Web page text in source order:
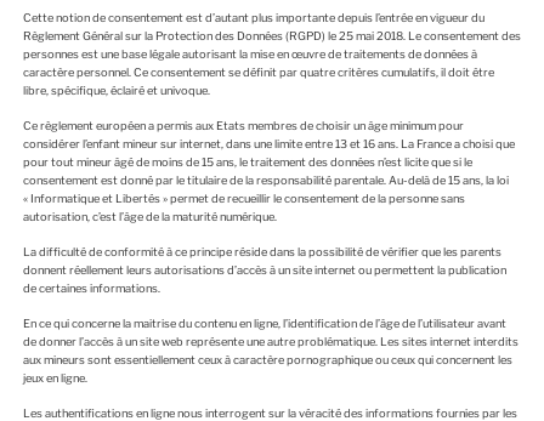
Cette notion de consentement est d’autant plus importante depuis l’entrée en vigueur du
Règlement Général sur la Protection des Données (RGPD) le 25 mai 2018. Le consentement des
personnes est une base légale autorisant la mise en œuvre de traitements de données à
caractère personnel. Ce consentement se définit par quatre critères cumulatifs, il doit être
libre, spécifique, éclairé et univoque.
Ce règlement européen a permis aux Etats membres de choisir un âge minimum pour
considérer l’enfant mineur sur internet, dans une limite entre 13 et 16 ans. La France a choisi que
pour tout mineur âgé de moins de 15 ans, le traitement des données n’est licite que si le
consentement est donné par le titulaire de la responsabilité parentale. Au-delà de 15 ans, la loi
« Informatique et Libertés » permet de recueillir le consentement de la personne sans
autorisation, c’est l’âge de la maturité numérique.
La difficulté de conformité à ce principe réside dans la possibilité de vérifier que les parents
donnent réellement leurs autorisations d’accès à un site internet ou permettent la publication
de certaines informations.
En ce qui concerne la maitrise du contenu en ligne, l’identification de l’âge de l’utilisateur avant
de donner l’accès à un site web représente une autre problématique. Les sites internet interdits
aux mineurs sont essentiellement ceux à caractère pornographique ou ceux qui concernent les
jeux en ligne.
Les authentifications en ligne nous interrogent sur la véracité des informations fournies par les